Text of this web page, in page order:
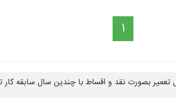
1
بصورت نقد و اقساط با چندین سال سابقه